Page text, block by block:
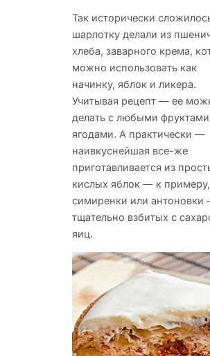
Так исторически
шарлотку делали из
хлеба, заварного крема,
можно использовать как
начинку, яблок и ликера.
Учитывая рецепт — ее
делать с любыми
ягодами. А практически —
наивкуснейшая все-же
приготавливается из
кислых яблок — к примеру,
симиренки или антоновки
тщательно взбитых с
яиц.